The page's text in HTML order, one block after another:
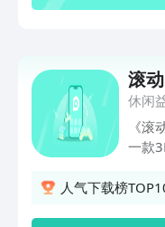
滚
休闲
《滚
一款
险的
人气下载榜